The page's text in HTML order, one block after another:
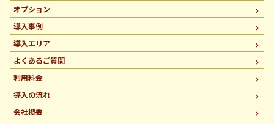
オプション
導入事例
導入エリア
よくあるご質問
利用料金
導入の流れ
会社概要